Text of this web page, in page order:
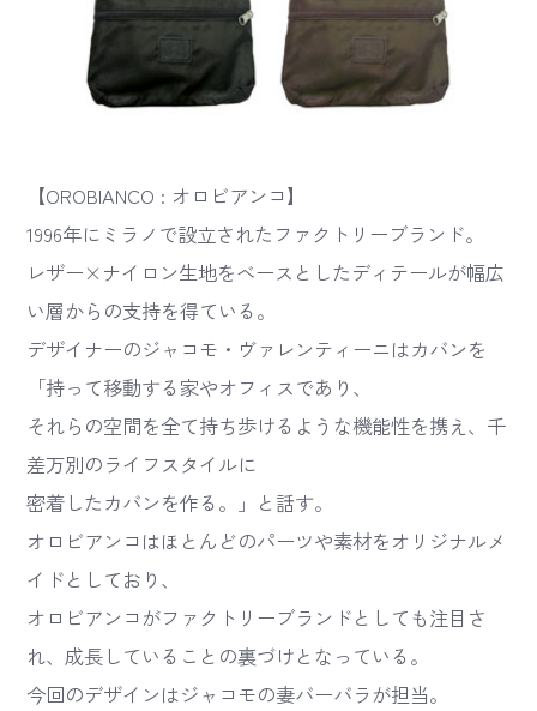
【OROBIANCO : オロビアンコ】
1996年にミラノで設立されたファクトリーブランド。
レザー×ナイロン生地をベースとしたディテールが幅広
い層からの支持を得ている。
デザイナーのジャコモ・ヴァレンティーニはカバンを
「持って移動する家やオフィスであり、
それらの空間を全て持ち歩けるような機能性を携え、千
差万別のライフスタイルに
密着したカバンを作る。」と話す。
オロビアンコはほとんどのパーツや素材をオリジナルメ
イドとしており、
オロビアンコがファクトリーブランドとしても注目さ
れ、成長していることの裏づけとなっている。
今回のデザインはジャコモの妻バーバラが担当。